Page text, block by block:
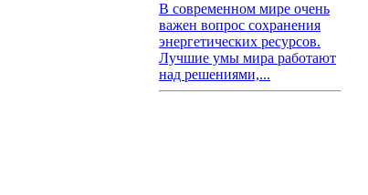
В современном мире очень
важен вопрос сохранения
энергетических ресурсов.
Лучшие умы мира работают
над решениями,...